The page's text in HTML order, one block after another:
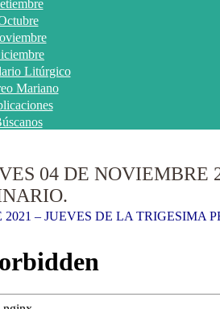
Litúrgico
Mariano
04 DE NOVIEMBRE
– JUEVES DE LA TRIGESIMA